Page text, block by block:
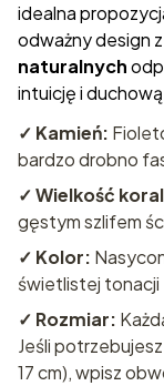
idealna
odważny design
naturalnych
intuicję i
✓ Kamień:
bardzo drobno
✓ Wielkość
gęstym szlifem
✓ Kolor:
świetlistej tonacji
✓ Rozmiar:
Jeśli
17 cm), wpisz